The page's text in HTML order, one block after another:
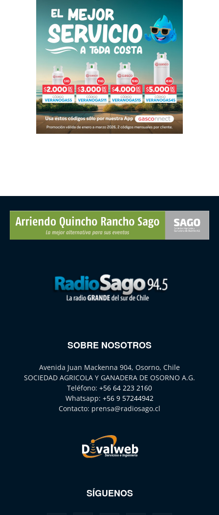
SOBRE NOSOTROS
Avenida Juan Mackenna 904, Osorno, Chile
SOCIEDAD AGRICOLA Y GANADERA DE OSORNO A.G.
Teléfono: +56 64 223 2160
Whatsapp: +56 9 57244942
Contacto: prensa@radiosago.cl
SÍGUENOS